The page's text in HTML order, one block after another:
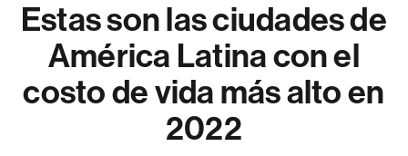
Estas son las ciudades de
América Latina con el
costo de vida más alto en
2022